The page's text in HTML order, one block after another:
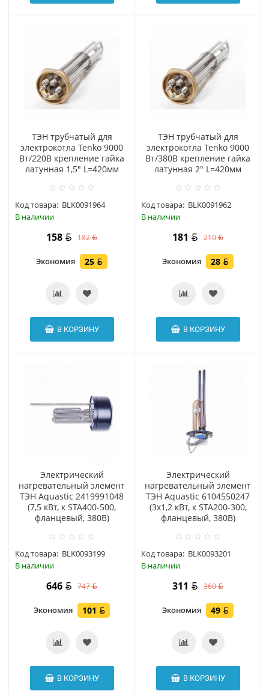
ТЭН трубчатый для
электрокотла Tenko 9000
Вт/220В крепление гайка
латунная 1,5" L=420мм
Код товара: BLK0091964
В наличии
158 182
Экономия 25
В КОРЗИНУ
ТЭН трубчатый для
электрокотла Tenko 9000
Вт/380В крепление гайка
латунная 2" L=420мм
Код товара: BLK0091962
В наличии
181 210
Экономия 28
В КОРЗИНУ
Электрический
нагревательный элемент
ТЭН Aquastic 2419991048
(7,5 кВт, к STA400-500,
фланцевый, 380В)
Код товара: BLK0093199
В наличии
646 747
Экономия 101
В КОРЗИНУ
Электрический
нагревательный элемент
ТЭН Aquastic 6104550247
(3x1,2 кВт, к STA200-300,
фланцевый, 380В)
Код товара: BLK0093201
В наличии
311 360
Экономия 49
В КОРЗИНУ